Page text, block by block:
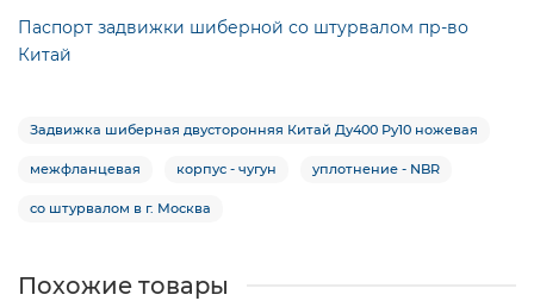
Паспорт задвижки шиберной со штурвалом пр-во
Китай
Задвижка шиберная двусторонняя Китай Ду400 Ру10 ножевая
межфланцевая корпус - чугун уплотнение - NBR
со штурвалом в г. Москва
Похожие товары